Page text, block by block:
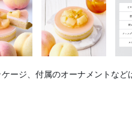
ージ、付属のオーナメントなど